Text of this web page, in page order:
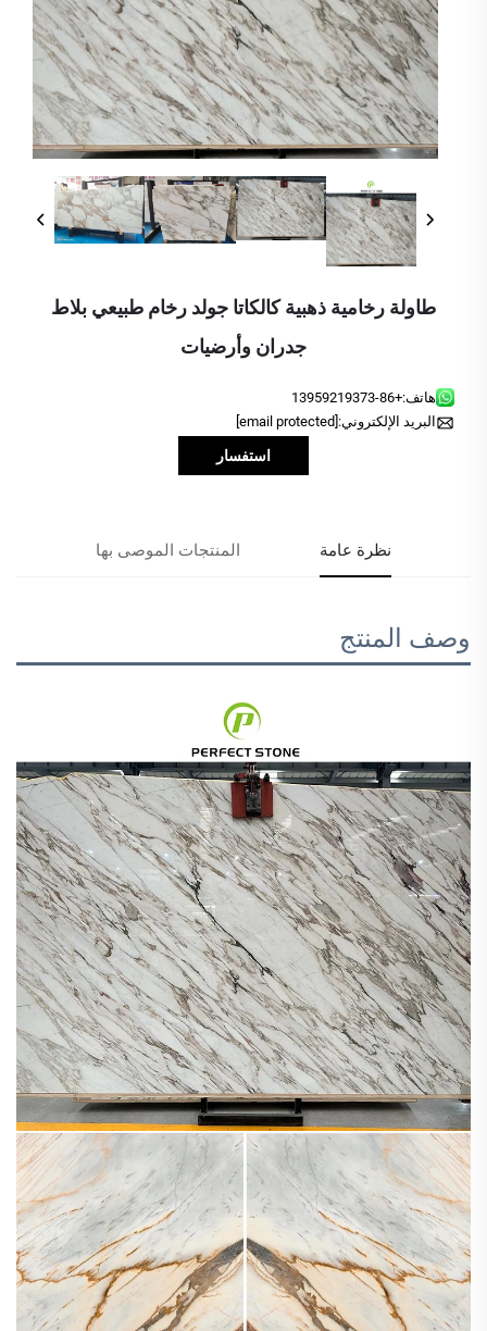
طاولة رخامية ذهبية كالكاتا جولد رخام طبيعي بلاط
جدران وأرضيات
هاتف:+86-13959219373
البريد الإلكتروني:
استفسار
نظرة عامة المنتجات الموصى بها
وصف المنتج